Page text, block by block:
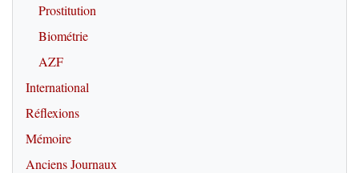
Prostitution
Biométrie
AZF
International
Réflexions
Mémoire
Anciens Journaux